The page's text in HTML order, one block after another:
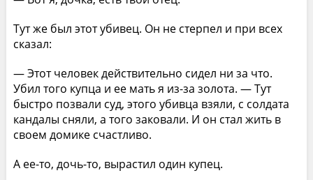
Тут же был этот убивец. Он не стерпел и при всех
сказал:
— Этот человек действительно сидел ни за что.
Убил того купца и ее мать я из-за золота. — Тут
быстро позвали суд, этого убивца взяли, с солдата
кандалы сняли, а того заковали. И он стал жить в
своем домике счастливо.
А ее-то, дочь-то, вырастил один купец.